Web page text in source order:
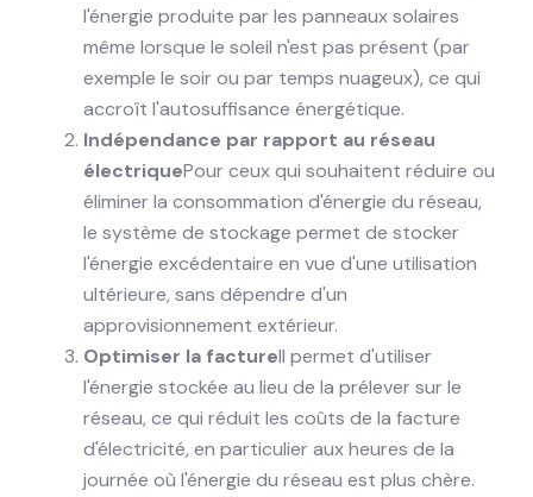
l'énergie produite par les panneaux solaires
même lorsque le soleil n'est pas présent (par
exemple le soir ou par temps nuageux), ce qui
accroît l'autosuffisance énergétique.
Indépendance par rapport au réseau
électriquePour ceux qui souhaitent réduire ou
éliminer la consommation d'énergie du réseau,
le système de stockage permet de stocker
l'énergie excédentaire en vue d'une utilisation
ultérieure, sans dépendre d'un
approvisionnement extérieur.
Optimiser la factureIl permet d'utiliser
l'énergie stockée au lieu de la prélever sur le
réseau, ce qui réduit les coûts de la facture
d'électricité, en particulier aux heures de la
journée où l'énergie du réseau est plus chère.